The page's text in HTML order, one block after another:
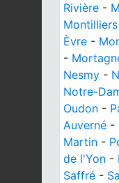
Rivière -
Montilliers
Èvre -
-
Nesmy -
Notre-
Oudon -
Auverné -
Martin -
de l'Yon -
Saffré -